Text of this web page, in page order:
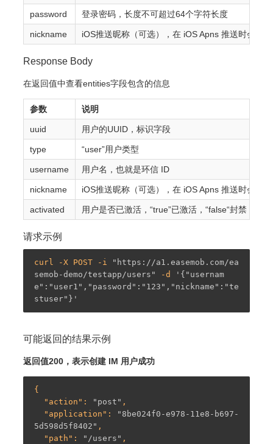
password 登录密码，长度不可超过64个字符长度
nickname iOS推送昵称（可选），在 iOS Apns 推送时会使
Response Body
在返回值中查看entities字段包含的信息
参数 说明
uuid 用户的UUID，标识字段
type “user”用户类型
username 用户名，也就是环信 ID
nickname iOS推送昵称（可选），在 iOS Apns 推送时会使
activated 用户是否已激活，“true”已激活，“false“封禁，封
请求示例
curl -X POST -i
"https://a1.easemob.com/ea
semob-demo/testapp/users"
-d
'{"usernam
e":"user1","password":"123","nickname":"te
stuser"}'
可能返回的结果示例
返回值200，表示创建 IM 用户成功
{
  "
action ": "post" ,
  "
application ":
"8be024f0-e978-11e8-b697-
5d598d5f8402" ,
  "
path ": "/users" ,